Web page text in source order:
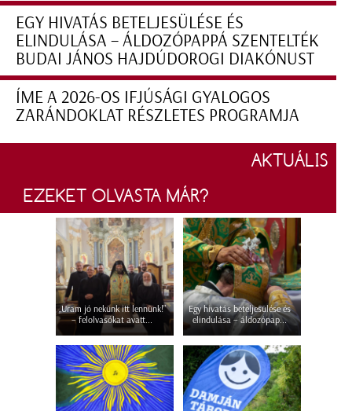
EGY HIVATÁS BETELJESÜLÉSE ÉS
ELINDULÁSA – ÁLDOZÓPAPPÁ SZENTELTÉK
BUDAI JÁNOS HAJDÚDOROGI DIAKÓNUST
ÍME A 2026-OS IFJÚSÁGI GYALOGOS
ZARÁNDOKLAT RÉSZLETES PROGRAMJA
AKTUÁLIS
EZEKET OLVASTA MÁR?
„Uram jó nekünk itt lennünk!”
– felolvasókat avatt...
Egy hivatás beteljesülése és
elindulása – áldozópap...